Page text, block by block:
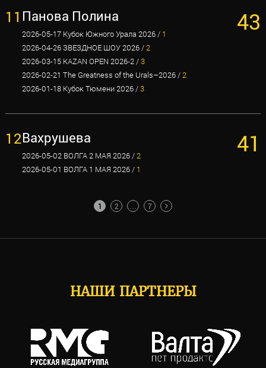
11 Панова Полина
2026-05-17 Кубок Южного Урала 2026 / 1
2026-04-26 ЗВЕЗДНОЕ ШОУ 2026 /2
2026-03-15 KAZAN OPEN 2026-2 /3
2026-02-21 The Greatness of the Urals–2026 /2
2026-01-18 Кубок Тюмени 2026 /3
43
12Вахрушева
2026-05-02 ВОЛГА 2 МАЯ 2026 /2
2026-05-01 ВОЛГА 1 МАЯ 2026 / 1
41
1 2 7
НАШИ ПАРТНЕРЫ